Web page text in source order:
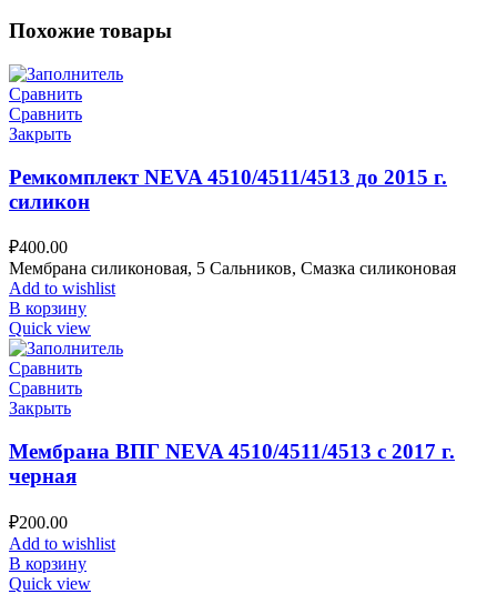
Похожие товары
Сравнить
Сравнить
Закрыть
Ремкомплект NEVA 4510/4511/4513 до 2015 г.
силикон
₽400.00
Мембрана силиконовая, 5 Сальников, Смазка силиконовая
Add to wishlist
В корзину
Quick view
Сравнить
Сравнить
Закрыть
Мембрана ВПГ NEVA 4510/4511/4513 с 2017 г.
черная
₽200.00
Add to wishlist
В корзину
Quick view